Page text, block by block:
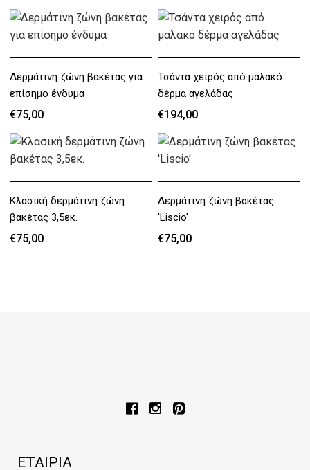
Δερμάτινη ζώνη βακέτας για
επίσημο ένδυμα
€75,00
€75,00
Τσάντα χειρός από μαλακό
δέρμα αγελάδας
€194,00
€194,00
Κλασική δερμάτινη ζώνη
βακέτας 3,5εκ.
€75,00
Δερμάτινη ζώνη βακέτας
'Liscio'
€75,00
ΕΤΑΙΡΊΑ